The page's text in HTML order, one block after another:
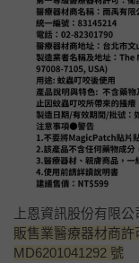
上恩資訊股份有限公
販售業醫療器材商
MD6201041292 號